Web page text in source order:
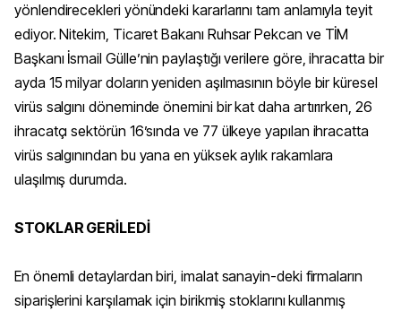
yönlendirecekleri yönündeki kararlarını tam anlamıyla teyit
ediyor. Nitekim, Ticaret Bakanı Ruhsar Pekcan ve TİM
Başkanı İsmail Gülle’nin paylaştığı verilere göre, ihracatta bir
ayda 15 milyar doların yeniden aşılmasının böyle bir küresel
virüs salgını döneminde önemini bir kat daha artırırken, 26
ihracatçı sektörün 16’sında ve 77 ülkeye yapılan ihracatta
virüs salgınından bu yana en yüksek aylık rakamlara
ulaşılmış durumda.
STOKLAR GERİLEDİ
En önemli detaylardan biri, imalat sanayin-deki firmaların
siparişlerini karşılamak için birikmiş stoklarını kullanmış